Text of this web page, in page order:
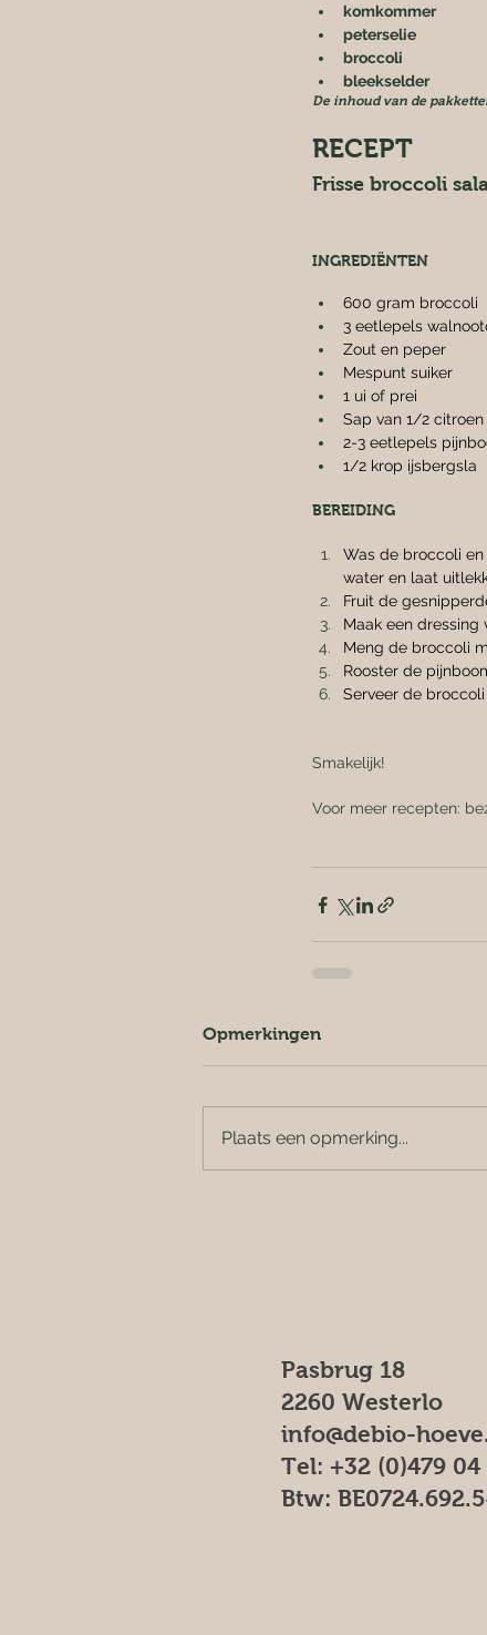
komkommer
peterselie
broccoli
bleekselder
De inhoud van de
RECEPT
Frisse broccoli
INGREDIËNTEN
600 gram broccoli
3 eetlepels
Zout en peper
Mespunt suiker
1 ui of prei
Sap van 1/2 citroen
2-3 eetlepels
1/2 krop ijsbergsla
BEREIDING
Was de broccoli
water en laat
Fruit de
Maak een dressing
Meng de broccoli
Rooster de
Serveer de
Smakelijk!
Voor meer recepten:
Opmerkingen
Plaats een opmerking...
Pasbrug 18
2260 Westerlo
info@debio-
Tel: +32 (0)479 04
Btw: